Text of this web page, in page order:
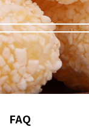
FAQ